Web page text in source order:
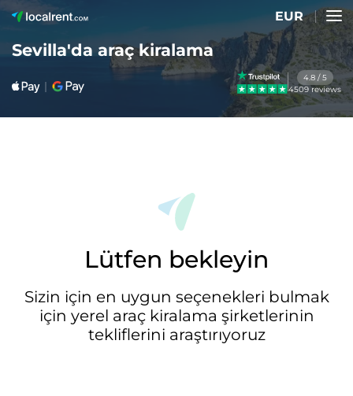
EUR
Sevilla'da araç kiralama
4.8 / 5
4509 reviews
Lütfen bekleyin
Sizin için en uygun seçenekleri bulmak
için yerel araç kiralama şirketlerinin
tekliflerini araştırıyoruz